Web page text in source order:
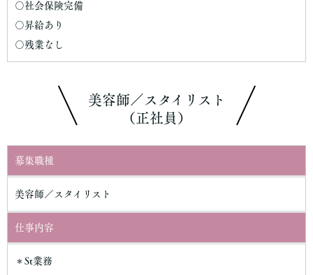
〇社会保険完備
〇昇給あり
〇残業なし
美容師／スタイリスト
（正社員）
募集職種
美容師／スタイリスト
仕事内容
＊St業務